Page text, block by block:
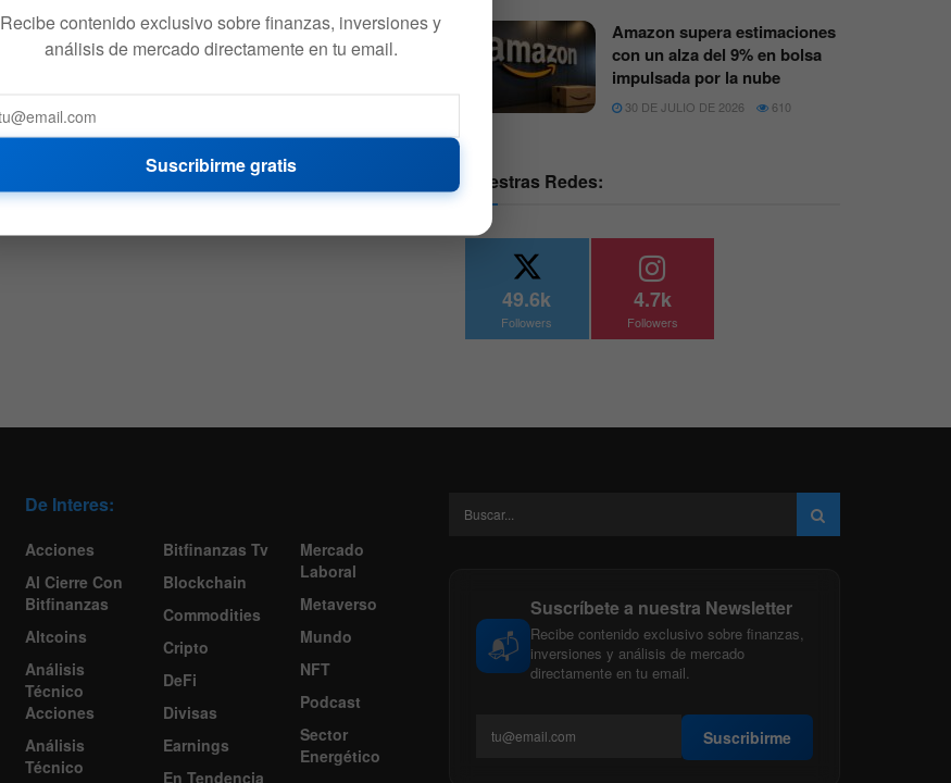
Amazon supera estimaciones
con un alza del 9% en bolsa
impulsada por la nube
30 DE JULIO DE 2026 610
Nuestras Redes:
49.6k
Followers
4.7k
Followers
De Interes:
Acciones
Al Cierre Con
Bitfinanzas
Altcoins
Análisis
Técnico
Acciones
Análisis
Técnico
Bitfinanzas Tv
Blockchain
Commodities
Cripto
DeFi
Divisas
Earnings
En Tendencia
Mercado
Laboral
Metaverso
Mundo
NFT
Podcast
Sector
Energético
📬
Suscríbete a nuestra Newsletter
Recibe contenido exclusivo sobre finanzas,
inversiones y análisis de mercado
directamente en tu email.
Suscribirme
Recibe contenido exclusivo sobre finanzas, inversiones y
análisis de mercado directamente en tu email.
Suscribirme gratis